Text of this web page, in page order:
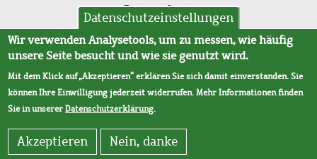
Datenschutz
AVB
Datenschutzeinstellungen
Wir verwenden Analysetools, um zu messen, wie häufig
unsere Seite besucht und wie sie genutzt wird.
Mit dem Klick auf „Akzeptieren“ erklären Sie sich damit einverstanden. Sie
können Ihre Einwilligung jederzeit widerrufen. Mehr Informationen finden
Sie in unsererDatenschutzerklärung.
Akzeptieren Nein, danke